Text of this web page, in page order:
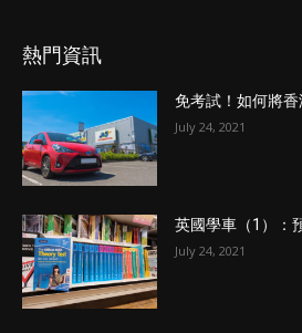
熱門資訊
免考試！如何將
July 24, 2021
英國學車（1）：
July 24, 2021